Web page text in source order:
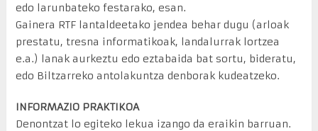
edo larunbateko festarako, esan.
Gainera RTF lantaldeetako jendea behar dugu (arloak
prestatu, tresna informatikoak, landalurrak lortzea
e.a.) lanak aurkeztu edo eztabaida bat sortu, bideratu,
edo Biltzarreko antolakuntza denborak kudeatzeko.
INFORMAZIO PRAKTIKOA
Denontzat lo egiteko lekua izango da eraikin barruan.